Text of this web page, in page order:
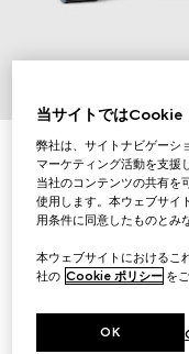
/8
ミディアム ポーチ
￥147,400
（税込）
バリエーション ブラック
当サイトではCookie
弊社は、サイトナビゲーシ
マーケティング活動を支援
当社のコンテンツの共有
使用します。本ウェブサイ
用条件に同意したものとみ
本ウェブサイトにおけるこ
社の Cookie ポリシー を
OK